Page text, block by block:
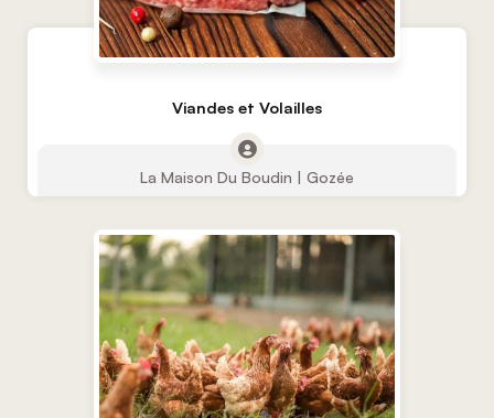
Viandes et Volailles
La Maison Du Boudin | Gozée